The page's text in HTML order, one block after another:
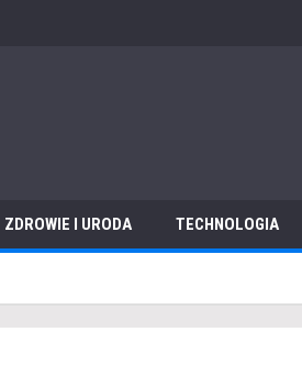
ZDROWIE I URODA TECHNOLOGIA